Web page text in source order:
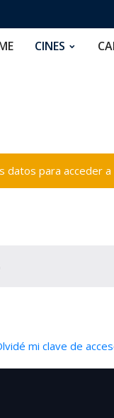
CINES
datos para acceder a
mi clave de